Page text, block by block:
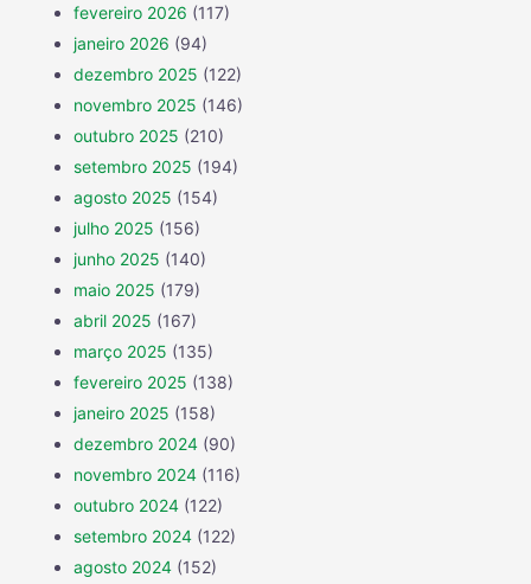
fevereiro 2026 (117)
janeiro 2026 (94)
dezembro 2025 (122)
novembro 2025 (146)
outubro 2025 (210)
setembro 2025 (194)
agosto 2025 (154)
julho 2025 (156)
junho 2025 (140)
maio 2025 (179)
abril 2025 (167)
março 2025 (135)
fevereiro 2025 (138)
janeiro 2025 (158)
dezembro 2024 (90)
novembro 2024 (116)
outubro 2024 (122)
setembro 2024 (122)
agosto 2024 (152)